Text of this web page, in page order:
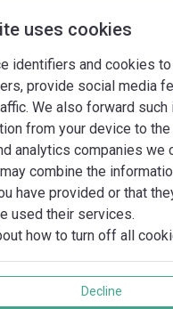
uses cookies
identifiers and cookies
provide social media
We also forward
from your device to
analytics companies we
combine the
have provided or that
used their services.
how to turn off all
Decline
av personuppgifter